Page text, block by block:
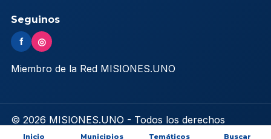
Seguinos
f ◎
Miembro de la Red MISIONES.UNO
© 2026 MISIONES.UNO - Todos los derechos
reservados
Inicio Municipios Temáticos Buscar